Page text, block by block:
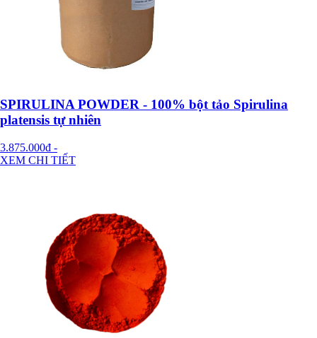
SPIRULINA POWDER - 100% bột tảo Spirulina
platensis tự nhiên
3.875.000đ -
XEM CHI TIẾT